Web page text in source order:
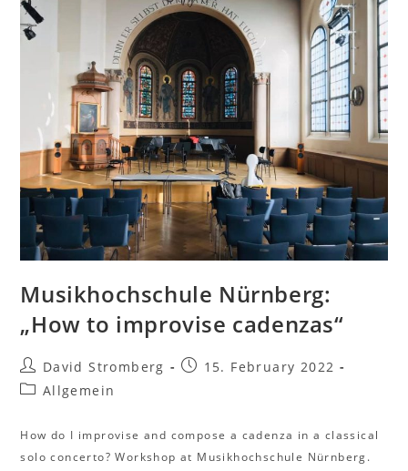
Musikhochschule Nürnberg:
„How to improvise cadenzas“
David Stromberg
15. February 2022
Allgemein
How do I improvise and compose a cadenza in a classical
solo concerto? Workshop at Musikhochschule Nürnberg.